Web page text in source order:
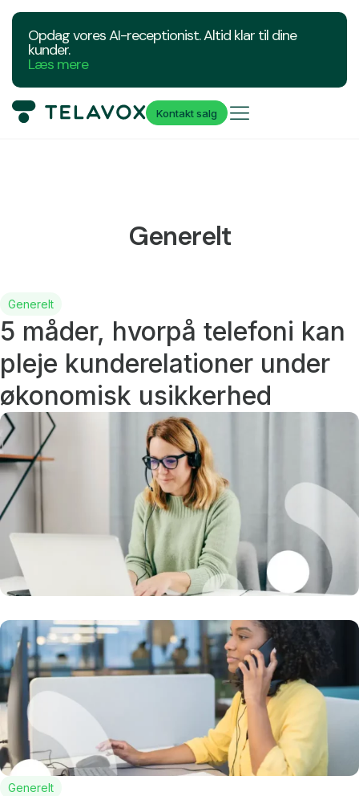
Opdag vores AI-receptionist. Altid klar til dine
kunder.
Læs mere
Kontakt salg
Generelt
Generelt
5 måder, hvorpå telefoni kan
pleje kunderelationer under
økonomisk usikkerhed
Generelt